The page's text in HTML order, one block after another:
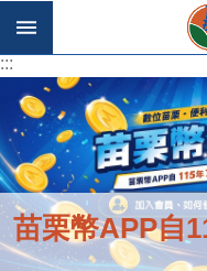
跳到主要內容區塊
:::
苗栗幣APP自